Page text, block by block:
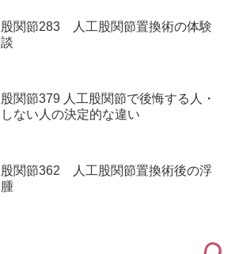
股関節283 人工股関節置換術の体験
談
股関節379 人工股関節で後悔する人・
しない人の決定的な違い
股関節362 人工股関節置換術後の浮
腫